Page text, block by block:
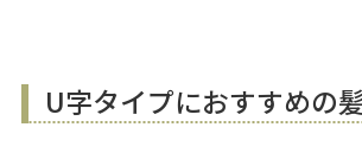
U字タイプにおすすめの